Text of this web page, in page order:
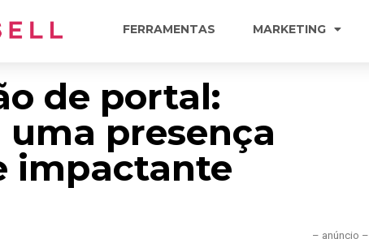
FERRAMENTAS MARKETING
de portal:
presença
impactante
– anúncio –